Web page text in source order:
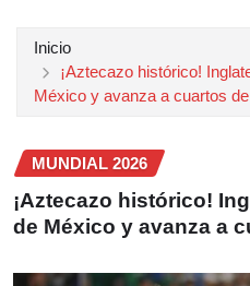
Inicio
¡Aztecazo histórico!
México y avanza a cuartos
MUNDIAL 2026
¡Aztecazo histórico!
de México y avanza a